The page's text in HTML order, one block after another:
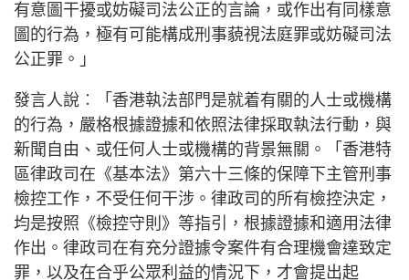
有意圖干擾或妨礙司法公正的言論，或作出有同樣意
圖的行為，極有可能構成刑事藐視法庭罪或妨礙司法
公正罪。」
發言人說︰「香港執法部門是就着有關的人士或機構
的行為，嚴格根據證據和依照法律採取執法行動，與
新聞自由、或任何人士或機構的背景無關。「香港特
區律政司在《基本法》第六十三條的保障下主管刑事
檢控工作，不受任何干涉。律政司的所有檢控決定，
均是按照《檢控守則》等指引，根據證據和適用法律
作出。律政司在有充分證據令案件有合理機會達致定
罪，以及在合乎公眾利益的情況下，才會提出起